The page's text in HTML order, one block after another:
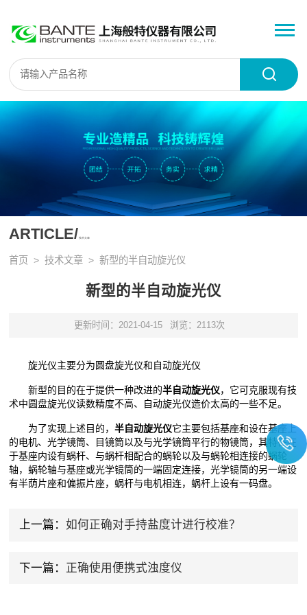
ARTICLE/ 技术文章
首页 >技术文章 > 新型的半自动旋光仪
新型的半自动旋光仪
更新时间：2021-04-15 浏览：2113次
旋光仪主要分为圆盘旋光仪和自动旋光仪
新型的目的在于提供一种改进的半自动旋光仪，它可克服现有技
术中圆盘旋光仪读数精度不高、自动旋光仪造价太高的一些不足。
为了实现上述目的，半自动旋光仪它主要包括基座和设在基座上
的电机、光学镜筒、目镜筒以及与光学镜筒平行的物镜筒，其特征在
于基座内设有蜗杆、与蜗杆相配合的蜗轮以及与蜗轮相连接的蜗轮
轴，蜗轮轴与基座或光学镜筒的一端固定连接，光学镜筒的另一端设
有半荫片座和偏振片座，蜗杆与电机相连，蜗杆上设有一码盘。
上一篇： 如何正确对手持盐度计进行校准？
下一篇： 正确使用便携式浊度仪